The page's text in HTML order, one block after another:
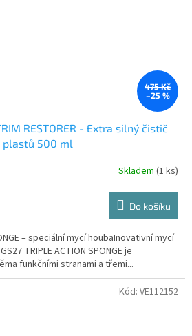
475 Kč
–25 %
RESTORER - Extra silný čistič
plastů 500 ml
Skladem (1 ks)
Do košíku
– speciální mycí houbaInovativní mycí
TRIPLE ACTION SPONGE je
funkčními stranami a třemi...
Kód: VE112152